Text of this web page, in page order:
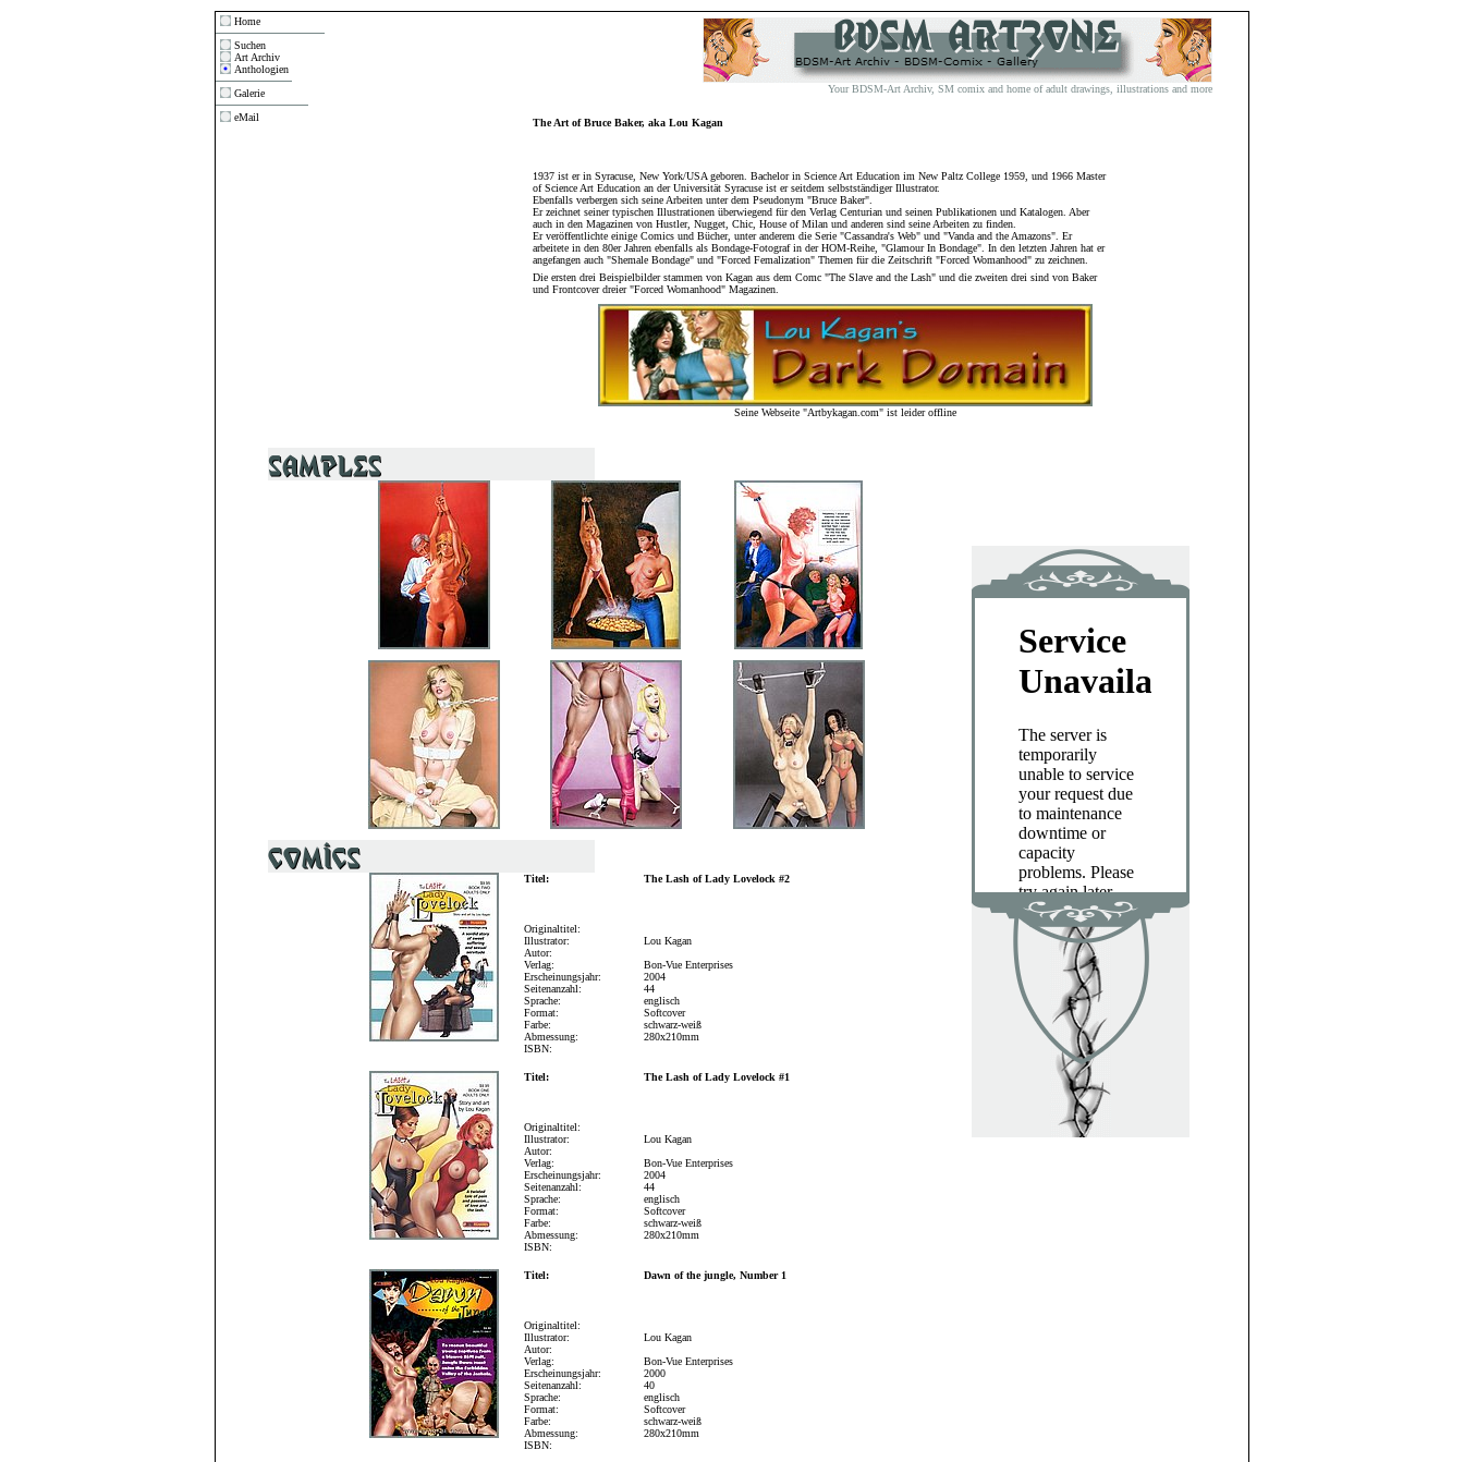
Home
Suchen
Art Archiv
Anthologien
Galerie
eMail
Your BDSM-Art Archiv, SM comix and home of adult drawings, illustrations and more
The Art of Bruce Baker, aka Lou Kagan
1937 ist er in Syracuse, New York/USA geboren. Bachelor in Science Art Education im New Paltz College 1959, und 1966 Master
of Science Art Education an der Universität Syracuse ist er seitdem selbstständiger Illustrator.
Ebenfalls verbergen sich seine Arbeiten unter dem Pseudonym "Bruce Baker".
Er zeichnet seiner typischen Illustrationen überwiegend für den Verlag Centurian und seinen Publikationen und Katalogen. Aber
auch in den Magazinen von Hustler, Nugget, Chic, House of Milan und anderen sind seine Arbeiten zu finden.
Er veröffentlichte einige Comics und Bücher, unter anderem die Serie "Cassandra's Web" und "Vanda and the Amazons". Er
arbeitete in den 80er Jahren ebenfalls als Bondage-Fotograf in der HOM-Reihe, "Glamour In Bondage". In den letzten Jahren hat er
angefangen auch "Shemale Bondage" und "Forced Femalization" Themen für die Zeitschrift "Forced Womanhood" zu zeichnen.
Die ersten drei Beispielbilder stammen von Kagan aus dem Comc "The Slave and the Lash" und die zweiten drei sind von Baker
und Frontcover dreier "Forced Womanhood" Magazinen.
Seine Webseite "Artbykagan.com" ist leider offline
Titel: The Lash of Lady Lovelock #2
Originaltitel:
Illustrator:
Autor:
Verlag:
Erscheinungsjahr:
Seitenanzahl:
Sprache:
Format:
Farbe:
Abmessung:
ISBN:
Lou Kagan
Bon-Vue Enterprises
2004
44
englisch
Softcover
schwarz-weiß
280x210mm
Titel: The Lash of Lady Lovelock #1
Originaltitel:
Illustrator:
Autor:
Verlag:
Erscheinungsjahr:
Seitenanzahl:
Sprache:
Format:
Farbe:
Abmessung:
ISBN:
Lou Kagan
Bon-Vue Enterprises
2004
44
englisch
Softcover
schwarz-weiß
280x210mm
Titel: Dawn of the jungle, Number 1
Originaltitel:
Illustrator:
Autor:
Verlag:
Erscheinungsjahr:
Seitenanzahl:
Sprache:
Format:
Farbe:
Abmessung:
ISBN:
Lou Kagan
Bon-Vue Enterprises
2000
40
englisch
Softcover
schwarz-weiß
280x210mm